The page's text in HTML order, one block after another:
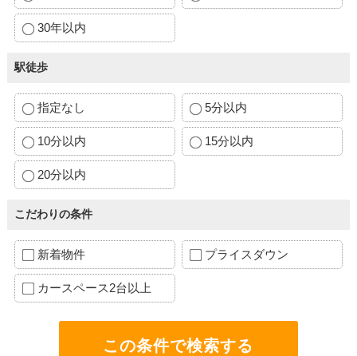
30年以内
駅徒歩
指定なし 5分以内
10分以内 15分以内
20分以内
こだわりの条件
新着物件 プライスダウン
カースペース2台以上